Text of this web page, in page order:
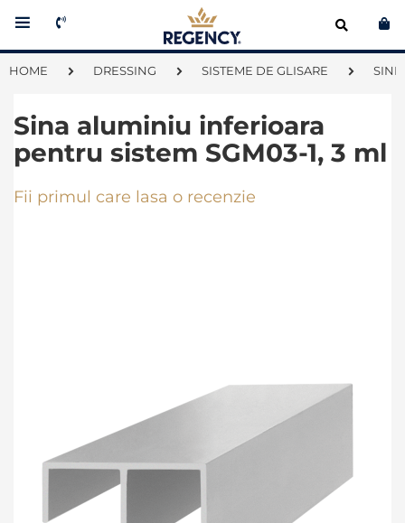
HOME DRESSING SISTEME DE GLISARE SINE
Sina aluminiu inferioara
pentru sistem SGM03-1, 3 ml
Fii primul care lasa o recenzie